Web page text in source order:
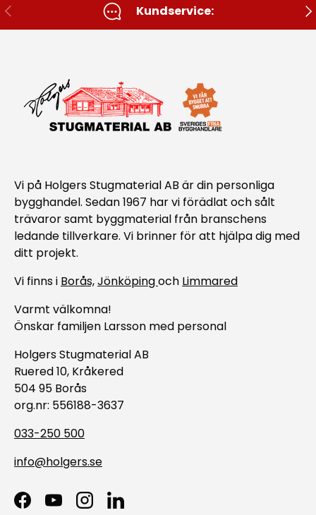
Tidigare Kundservice:
Vi på Holgers Stugmaterial AB är din personliga
bygghandel. Sedan 1967 har vi förädlat och sålt
trävaror samt byggmaterial från branschens
ledande tillverkare. Vi brinner för att hjälpa dig med
ditt projekt.
Vi finns i Borås,Jönköpingoch Limmared
Varmt välkomna!
Önskar familjen Larsson med personal
Holgers Stugmaterial AB
Ruered 10, Kråkered
504 95 Borås
org.nr: 556188-3637
033-250 500
info@holgers.se
Facebook
YouTubeInstagramLinkedIn